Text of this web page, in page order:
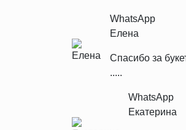
WhatsApp
Елена
Спасибо за
.....
WhatsApp
Екатерина